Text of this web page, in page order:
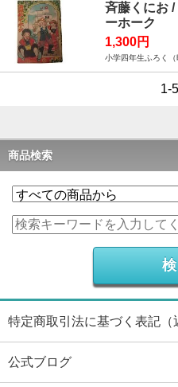
斉藤くにお
ーホーク
1,300円
小学四年生ふろく
1-
商品検索
特定商取引法に基づく表記（
公式ブログ